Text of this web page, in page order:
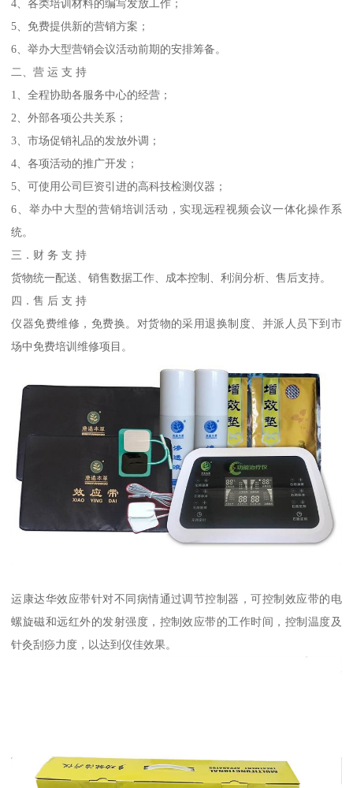
4、各类培训材料的编写发放工作；
5、免费提供新的营销方案；
6、举办大型营销会议活动前期的安排筹备。
二、营 运 支 持
1、全程协助各服务中心的经营；
2、外部各项公共关系；
3、市场促销礼品的发放外调；
4、各项活动的推广开发；
5、可使用公司巨资引进的高科技检测仪器；
6、举办中大型的营销培训活动，实现远程视频会议一体化操作系
统。
三．财 务 支 持
货物统一配送、销售数据工作、成本控制、利润分析、售后支持。
四．售 后 支 持
仪器免费维修，免费换。对货物的采用退换制度、并派人员下到市
场中免费培训维修项目。
运康达华效应带针对不同病情通过调节控制器，可控制效应带的电
螺旋磁和远红外的发射强度，控制效应带的工作时间，控制温度及
针灸刮痧力度，以达到仪佳效果。